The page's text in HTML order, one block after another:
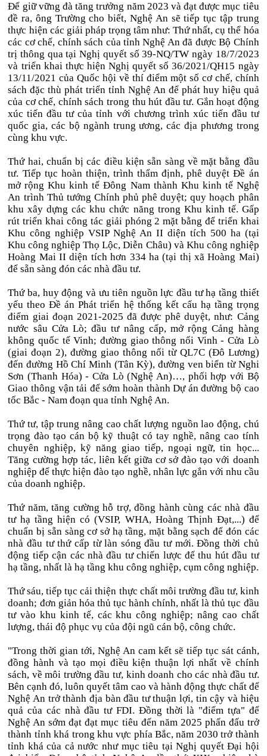
Để giữ vững đà tăng trưởng năm 2023 và đạt được mục tiêu
đề ra, ông Trường cho biết, Nghệ An sẽ tiếp tục tập trung
thực hiện các giải pháp trọng tâm như: Thứ nhất, cụ thể hóa
các cơ chế, chính sách của tỉnh Nghệ An đã được Bộ Chính
trị thông qua tại Nghị quyết số 39-NQ/TW ngày 18/7/2023
và triển khai thực hiện Nghị quyết số 36/2021/QH15 ngày
13/11/2021 của Quốc hội về thí điểm một số cơ chế, chính
sách đặc thù phát triển tỉnh Nghệ An để phát huy hiệu quả
của cơ chế, chính sách trong thu hút đầu tư. Gắn hoạt động
xúc tiến đầu tư của tỉnh với chương trình xúc tiến đầu tư
quốc gia, các bộ ngành trung ương, các địa phương trong
cùng khu vực.
Thứ hai, chuẩn bị các điều kiện sẵn sàng về mặt bằng đầu
tư. Tiếp tục hoàn thiện, trình thẩm định, phê duyệt Đề án
mở rộng Khu kinh tế Đông Nam thành Khu kinh tế Nghệ
An trình Thủ tướng Chính phủ phê duyệt; quy hoạch phân
khu xây dựng các khu chức năng trong Khu kinh tế. Gấp
rút triển khai công tác giải phóng 2 mặt bằng để triển khai
Khu công nghiệp VSIP Nghệ An II diện tích 500 ha (tại
Khu công nghiệp Thọ Lộc, Diễn Châu) và Khu công nghiệp
Hoàng Mai II diện tích hơn 334 ha (tại thị xã Hoàng Mai)
để sẵn sàng đón các nhà đầu tư.
Thứ ba, huy động và ưu tiên nguồn lực đầu tư hạ tầng thiết
yếu theo Đề án Phát triển hệ thống kết cấu hạ tầng trọng
điểm giai đoạn 2021-2025 đã được phê duyệt, như: Cảng
nước sâu Cửa Lò; đầu tư nâng cấp, mở rộng Cảng hàng
không quốc tế Vinh; đường giao thông nối Vinh - Cửa Lò
(giai đoạn 2), đường giao thông nối từ QL7C (Đô Lương)
đến đường Hồ Chí Minh (Tân Kỳ), đường ven biển từ Nghi
Sơn (Thanh Hóa) - Cửa Lò (Nghệ An)…, phối hợp với Bộ
Giao thông vận tải để sớm hoàn thành Dự án đường bộ cao
tốc Bắc - Nam đoạn qua tỉnh Nghệ An.
Thứ tư, tập trung nâng cao chất lượng nguồn lao động, chú
trọng đào tạo cán bộ kỹ thuật có tay nghề, nâng cao tính
chuyên nghiệp, kỹ năng giao tiếp, ngoại ngữ, tin học...
Tăng cường hợp tác, liên kết giữa cơ sở đào tạo với doanh
nghiệp để thực hiện đào tạo nghề, nhân lực gắn với nhu cầu
của doanh nghiệp.
Thứ năm, tăng cường hỗ trợ, đồng hành cùng các nhà đầu
tư hạ tầng hiện có (VSIP, WHA, Hoàng Thịnh Đạt,...) để
chuẩn bị sẵn sàng cơ sở hạ tầng, mặt bằng sạch để đón các
nhà đầu tư thứ cấp từ làn sóng đầu tư mới. Đồng thời chủ
động tiếp cận các nhà đầu tư chiến lược để thu hút đầu tư
hạ tầng, nhất là hạ tầng khu công nghiệp, cụm công nghiệp.
Thứ sáu, tiếp tục cải thiện thực chất môi trường đầu tư, kinh
doanh; đơn giản hóa thủ tục hành chính, nhất là thủ tục đầu
tư vào khu kinh tế, các khu công nghiệp; nâng cao chất
lượng, thái độ phục vụ của đội ngũ cán bộ, công chức.
"Trong thời gian tới, Nghệ An cam kết sẽ tiếp tục sát cánh,
đồng hành và tạo mọi điều kiện thuận lợi nhất về chính
sách, về môi trường đầu tư, kinh doanh cho các nhà đầu tư.
Bên cạnh đó, luôn quyết tâm cao và hành động thực chất để
Nghệ An trở thành địa bàn đầu tư thuận lợi, tin cậy và hiệu
quả của các nhà đầu tư FDI. Đồng thời là "điểm tựa" để
Nghệ An sớm đạt đạt mục tiêu đến năm 2025 phấn đấu trở
thành tỉnh khá trong khu vực phía Bắc, năm 2030 trở thành
tỉnh khá của cả nước như mục tiêu tại Nghị quyết Đại hội